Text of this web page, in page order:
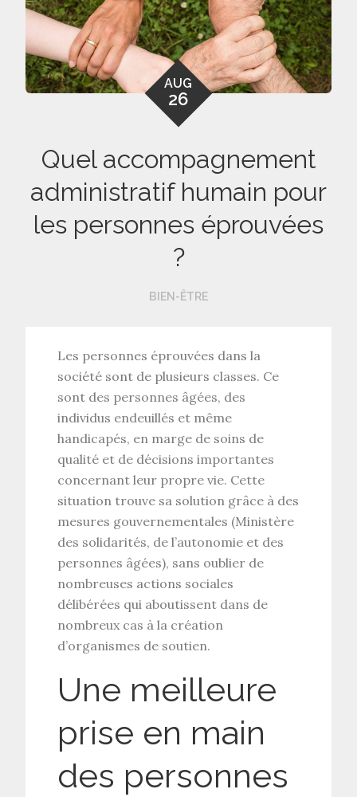
AUG
26
Quel accompagnement
administratif humain pour
les personnes éprouvées
?
BIEN-ÊTRE
Les personnes éprouvées dans la
société sont de plusieurs classes. Ce
sont des personnes âgées, des
individus endeuillés et même
handicapés, en marge de soins de
qualité et de décisions importantes
concernant leur propre vie. Cette
situation trouve sa solution grâce à des
mesures gouvernementales (Ministère
des solidarités, de l’autonomie et des
personnes âgées), sans oublier de
nombreuses actions sociales
délibérées qui aboutissent dans de
nombreux cas à la création
d’organismes de soutien.
Une meilleure
prise en main
des personnes